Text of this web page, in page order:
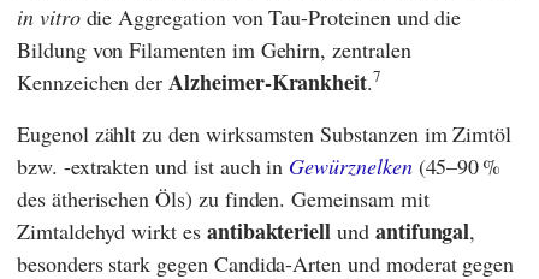
in vitro die Aggregation von Tau-Proteinen und die
Bildung von Filamenten im Gehirn, zentralen
Kennzeichen der Alzheimer-Krankheit.7
Eugenol zählt zu den wirksamsten Substanzen im Zimtöl
bzw. -extrakten und ist auch in Gewürznelken(45–90 %
des ätherischen Öls) zu finden. Gemeinsam mit
Zimtaldehyd wirkt es antibakteriellundantifungal,
besonders stark gegen Candida-Arten und moderat gegen